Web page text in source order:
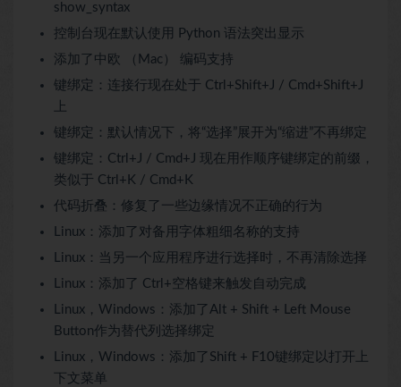
show_syntax
控制台现在默认使用 Python 语法突出显示
添加了中欧 （Mac） 编码支持
键绑定：连接行现在处于 Ctrl+Shift+J / Cmd+Shift+J
上
键绑定：默认情况下，将“选择”展开为“缩进”不再绑定
键绑定：Ctrl+J / Cmd+J 现在用作顺序键绑定的前缀，
类似于 Ctrl+K / Cmd+K
代码折叠：修复了一些边缘情况不正确的行为
Linux：添加了对备用字体粗细名称的支持
Linux：当另一个应用程序进行选择时，不再清除选择
Linux：添加了 Ctrl+空格键来触发自动完成
Linux，Windows：添加了Alt + Shift + Left Mouse
Button作为替代列选择绑定
Linux，Windows：添加了Shift + F10键绑定以打开上
下文菜单